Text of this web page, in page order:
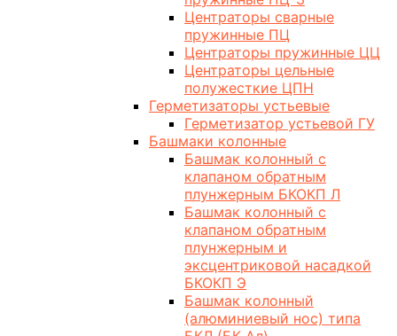
Центраторы сварные
пружинные ПЦ
Центраторы пружинные ЦЦ
Центраторы цельные
полужесткие ЦПН
Герметизаторы устьевые
Герметизатор устьевой ГУ
Башмаки колонные
Башмак колонный с
клапаном обратным
плунжерным БКОКП Л
Башмак колонный с
клапаном обратным
плунжерным и
эксцентриковой насадкой
БКОКП Э
Башмак колонный
(алюминиевый нос) типа